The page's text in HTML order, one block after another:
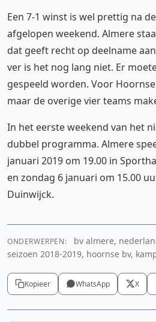
Een 7-1 winst is wel prettig na
afgelopen weekend. Almere
dat geeft recht op deelname
ver is het nog lang niet. Er
gespeeld worden. Voor
maar de overige vier teams
In het eerste weekend van het
dubbel programma. Almere
januari 2019 om 19.00 in
en zondag 6 januari om 15.00
Duinwijck.
ONDERWERPEN:
bv almere,
seizoen 2018-2019, hoornse bv,
Kopieer WhatsApp X